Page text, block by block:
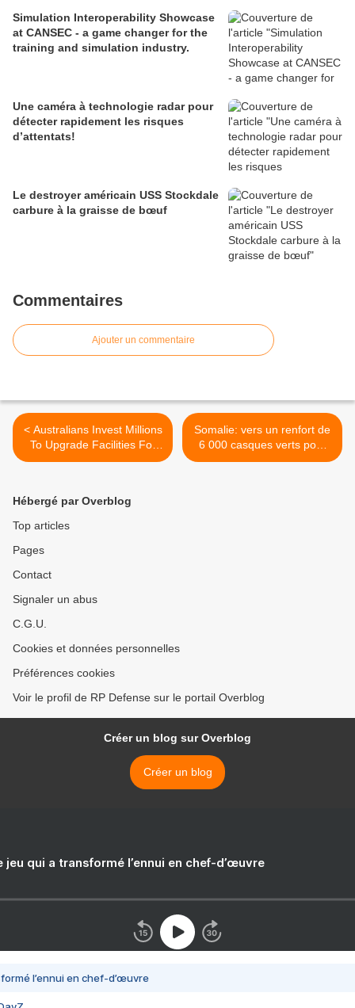
Simulation Interoperability Showcase
at CANSEC - a game changer for the
training and simulation industry.
Une caméra à technologie radar pour
détecter rapidement les risques
d’attentats!
Le destroyer américain USS Stockdale
carbure à la graisse de bœuf
Commentaires
Ajouter un commentaire
< Australians Invest Millions
To Upgrade Facilities For
Marines
Somalie: vers un renfort de
6 000 casques verts pour
l'Amisom >
Hébergé par Overblog
Top articles
Pages
Contact
Signaler un abus
C.G.U.
Cookies et données personnelles
Préférences cookies
Voir le profil de RP Defense sur le portail Overblog
Créer un blog sur Overblog
Créer un blog
jeu qui a transformé l’ennui en chef-d’œuvre
l’ennui en chef-d’œuvre